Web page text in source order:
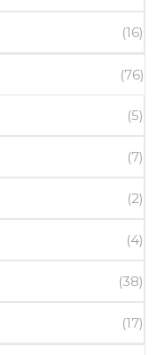
(16)
(76)
(5)
(7)
(2)
(4)
(38)
(17)